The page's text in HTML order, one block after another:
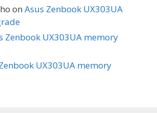
on Asus Zenbook UX303UA
Zenbook UX303UA memory
UX303UA memory